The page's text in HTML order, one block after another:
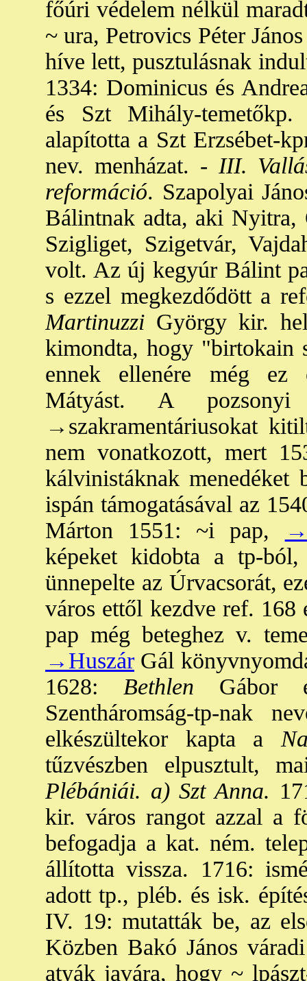
főúri védelem nélkül
~ ura, Petrovics Péter
híve lett, pusztulásnak
1334: Dominicus és
és Szt Mihály-temetőkp.
alapította a Szt Erzsébet-
nev. menházat. - III.
reformáció. Szapolyai
Bálintnak adta, aki Nyitra,
Szigliget, Szigetvár,
volt. Az új kegyúr Bálint
s ezzel megkezdődött a
Martinuzzi György kir.
kimondta, hogy "birtokain
ennek ellenére még ez
Mátyást. A
→szakramentáriusokat
nem vonatkozott, mert
kálvinistáknak menedéket
ispán támogatásával az
Márton 1551: ~i pap,
képeket kidobta a tp-ból,
ünnepelte az Úrvacsorát,
város ettől kezdve ref. 168
pap még beteghez v.
→Huszár Gál
1628: Bethlen Gábor
Szentháromság-tp-nak
elkészültekor kapta a
tűzvészben elpusztult,
Plébániái. a) Szt Anna.
kir. város rangot azzal a
befogadja a kat. ném.
állította vissza. 1716:
adott tp., pléb. és isk.
IV. 19: mutatták be, az
Közben Bakó János
atyák javára, hogy ~